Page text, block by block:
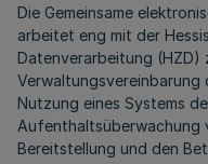
Die Gemeinsame
arbeitet eng mit der
Datenverarbeitung (HZD)
Verwaltungsvereinbarung
Nutzung eines Systems
Aufenthaltsüberwachung
Bereitstellung und den